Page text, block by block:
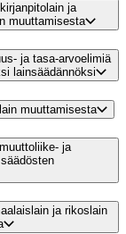
ja
muuttamisesta
ja tasa-arvoelimiä
lainsäädännöksi
muuttamisesta
ja
ja rikoslain